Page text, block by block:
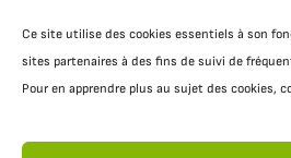
Ce site utilise des cookies essentiels à son
sites partenaires à des fins de suivi de
Pour en apprendre plus au sujet des cookies,